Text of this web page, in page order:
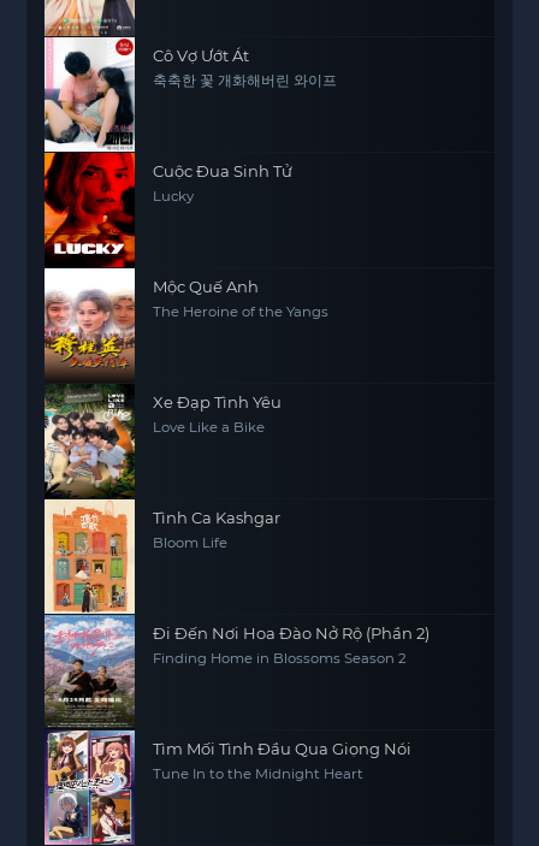
Cô Vợ Ướt Át
축축한 꽃 개화해버린 와이프
Cuộc Đua Sinh Tử
Lucky
Mộc Quế Anh
The Heroine of the Yangs
Xe Đạp Tình Yêu
Love Like a Bike
Tình Ca Kashgar
Bloom Life
Đi Đến Nơi Hoa Đào Nở Rộ (Phần 2)
Finding Home in Blossoms Season 2
Tìm Mối Tình Đầu Qua Giọng Nói
Tune In to the Midnight Heart